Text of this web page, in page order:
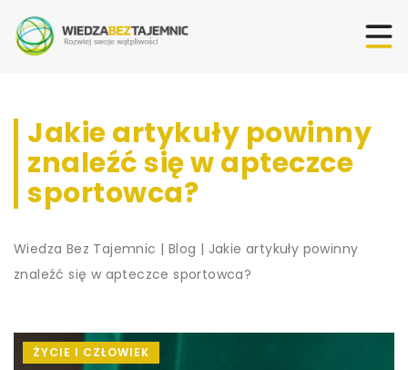
Jakie artykuły powinny
znaleźć się w apteczce
sportowca?
Wiedza Bez Tajemnic | Blog | Jakie artykuły powinny
znaleźć się w apteczce sportowca?
ŻYCIE I CZŁOWIEK